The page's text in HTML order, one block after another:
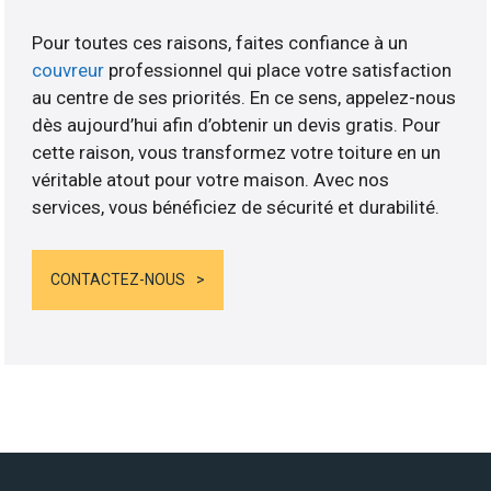
Pour toutes ces raisons, faites confiance à un
couvreur professionnel qui place votre satisfaction
au centre de ses priorités. En ce sens, appelez-nous
dès aujourd’hui afin d’obtenir un devis gratis. Pour
cette raison, vous transformez votre toiture en un
véritable atout pour votre maison. Avec nos
services, vous bénéficiez de sécurité et durabilité.
CONTACTEZ-NOUS